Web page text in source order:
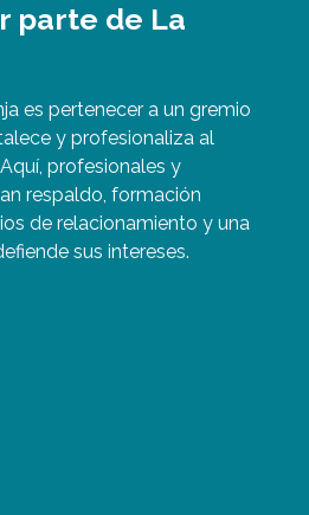
parte de La
es pertenecer a un gremio
y profesionaliza al
profesionales y
respaldo, formación
de relacionamiento y una
sus intereses.